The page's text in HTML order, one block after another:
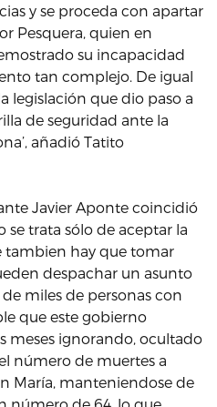
y se proceda con apartar
Pesquera, quien en
su incapacidad
tan complejo. De igual
legislación que dio paso a
de seguridad ante la
añadió Tatito
Javier Aponte coincidió
trata sólo de aceptar la
tambien hay que tomar
despachar un asunto
miles de personas con
que este gobierno
meses ignorando, ocultado
número de muertes a
María, manteniendose de